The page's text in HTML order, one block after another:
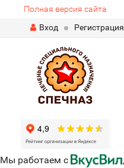
Полная версия сайта
Вход
Регистрация
Мы работаем с